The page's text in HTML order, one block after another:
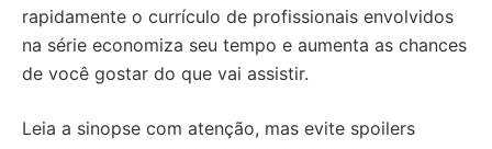
rapidamente o currículo de profissionais envolvidos
na série economiza seu tempo e aumenta as chances
de você gostar do que vai assistir.
Leia a sinopse com atenção, mas evite spoilers